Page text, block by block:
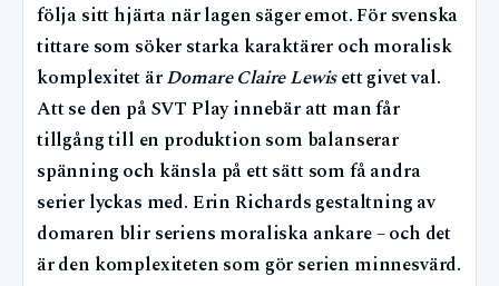
följa sitt hjärta när lagen säger emot. För svenska
tittare som söker starka karaktärer och moralisk
komplexitet ärDomare Claire Lewisett givet val.
Att se den på SVT Play innebär att man får
tillgång till en produktion som balanserar
spänning och känsla på ett sätt som få andra
serier lyckas med. Erin Richards gestaltning av
domaren blir seriens moraliska ankare – och det
är den komplexiteten som gör serien minnesvärd.